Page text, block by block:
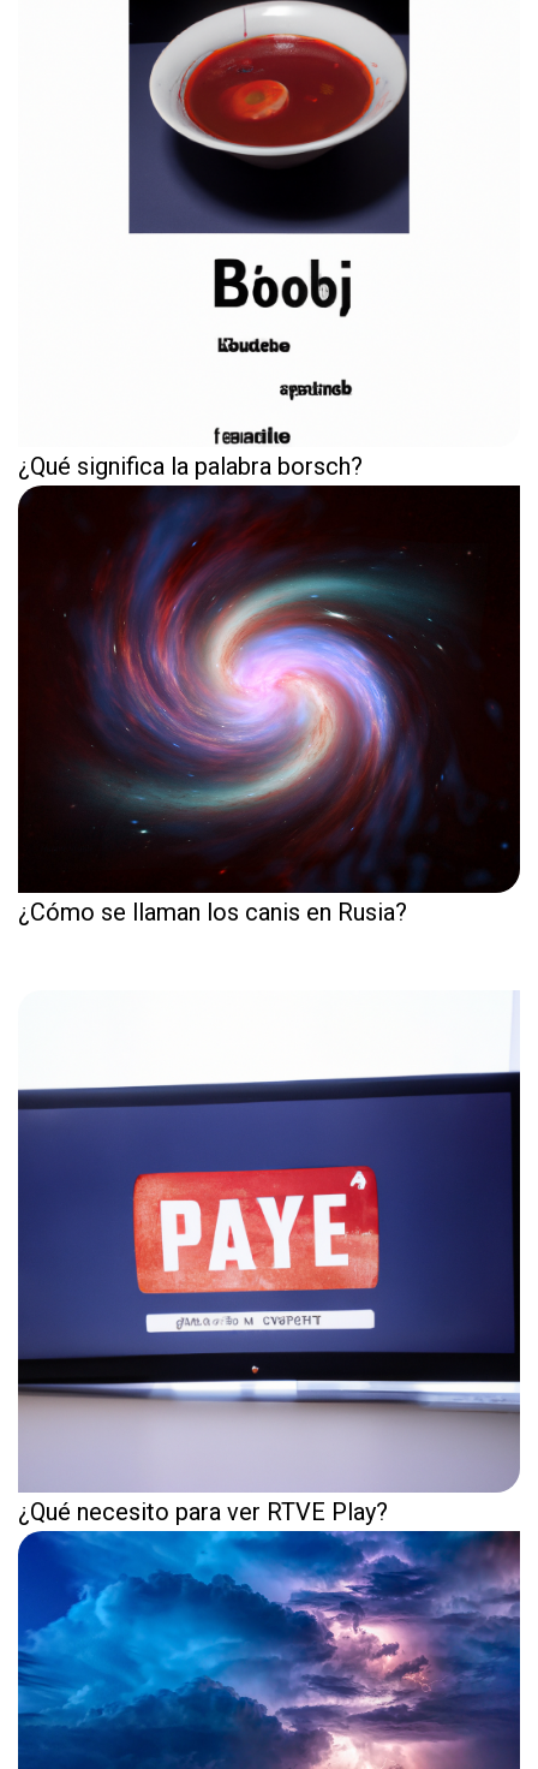
¿Qué significa la palabra borsch?
¿Cómo se llaman los canis en Rusia?
¿Qué necesito para ver RTVE Play?